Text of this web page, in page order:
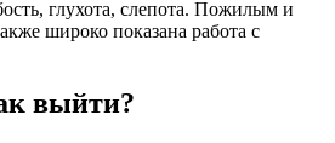
глухота, слепота. Пожилым и
широко показана работа с
выйти?